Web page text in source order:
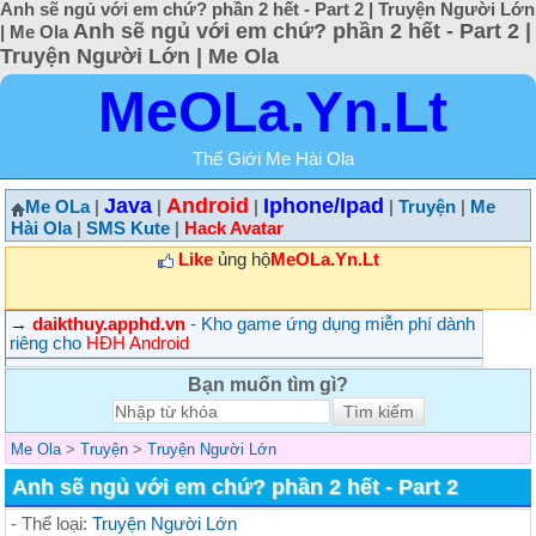
Anh sẽ ngủ với em chứ? phần 2 hết - Part 2 | Truyện Người Lớn
| Me Ola Anh sẽ ngủ với em chứ? phần 2 hết - Part 2 |
Truyện Người Lớn | Me Ola
MeOLa.Yn.Lt
Thế Giới Me Hài Ola
Me OLa| Java Android Iphone/Ipad Truyện
Me
Hài Ola| SMS Kute
Hack Avatar
Likeủng hộMeOLa.Yn.Lt
→ daikthuy.apphd.vn - Kho game ứng dụng miễn phí dành
riêng cho HĐH Android
Bạn muốn tìm gì?
Me Ola > Truyện > Truyện Người Lớn
Anh sẽ ngủ với em chứ? phần 2 hết - Part 2
- Thể loại: Truyện Người Lớn